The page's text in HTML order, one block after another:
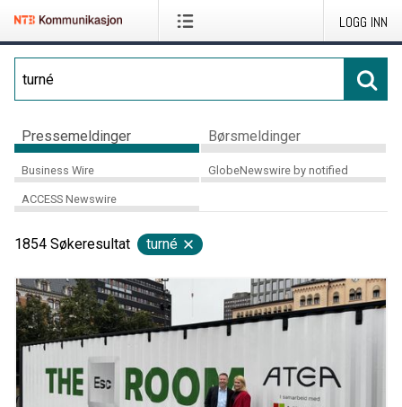
LOGG INN
Pressemeldinger Børsmeldinger
Business Wire GlobeNewswire by notified
ACCESS Newswire
1854 Søkeresultat turné